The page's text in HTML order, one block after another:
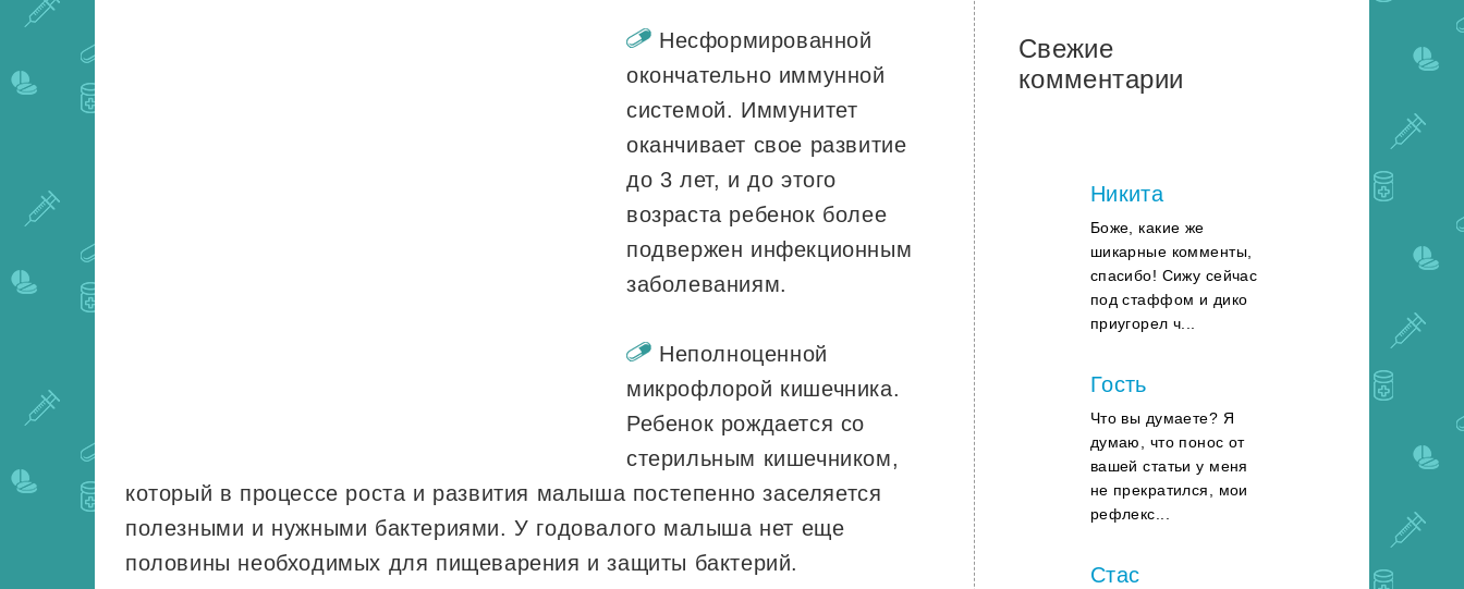
Несформированной
окончательно иммунной
системой. Иммунитет
оканчивает свое развитие
до 3 лет, и до этого
возраста ребенок более
подвержен инфекционным
заболеваниям.
Неполноценной
микрофлорой кишечника.
Ребенок рождается со
стерильным кишечником,
который в процессе роста и развития малыша постепенно заселяется
полезными и нужными бактериями. У годовалого малыша нет еще
половины необходимых для пищеварения и защиты бактерий.
Свежие
комментарии
Никита
Боже, какие же
шикарные комменты,
спасибо! Сижу сейчас
под стаффом и дико
приугорел ч...
Гость
Что вы думаете? Я
думаю, что понос от
вашей статьи у меня
не прекратился, мои
рефлекс...
Стас